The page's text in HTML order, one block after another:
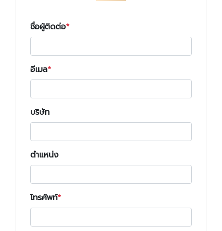
ชื่อผู้ติดต่อ
อีเมล
บริษัท
ตำแหน่ง
โทรศัพท์